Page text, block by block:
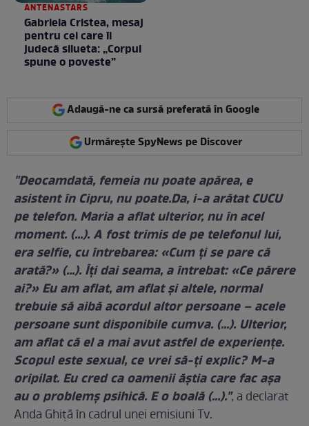
ANTENASTARS
Gabriela Cristea, mesaj
pentru cei care îi
judecă silueta: „Corpul
spune o poveste”
Adaugă-ne ca sursă preferată în Google
Urmărește SpyNews pe Discover
"Deocamdată, femeia nu poate apărea, e
asistent în Cipru, nu poate.Da, i-a arătat CUCU
pe telefon. Maria a aflat ulterior, nu în acel
moment. (...). A fost trimis de pe telefonul lui,
era selfie, cu întrebarea: «Cum ţi se pare că
arată?» (...). Îţi dai seama, a întrebat: «Ce părere
ai?» Eu am aflat, am aflat şi altele, normal
trebuie să aibă acordul altor persoane – acele
persoane sunt disponibile cumva. (...). Ulterior,
am aflat că el a mai avut astfel de experienţe.
Scopul este sexual, ce vrei să-ți explic? M-a
oripilat. Eu cred ca oamenii ăștia care fac așa
au o problemș psihică. E o boală (...).", a declarat
Anda Ghiţă în cadrul unei emisiuni Tv.